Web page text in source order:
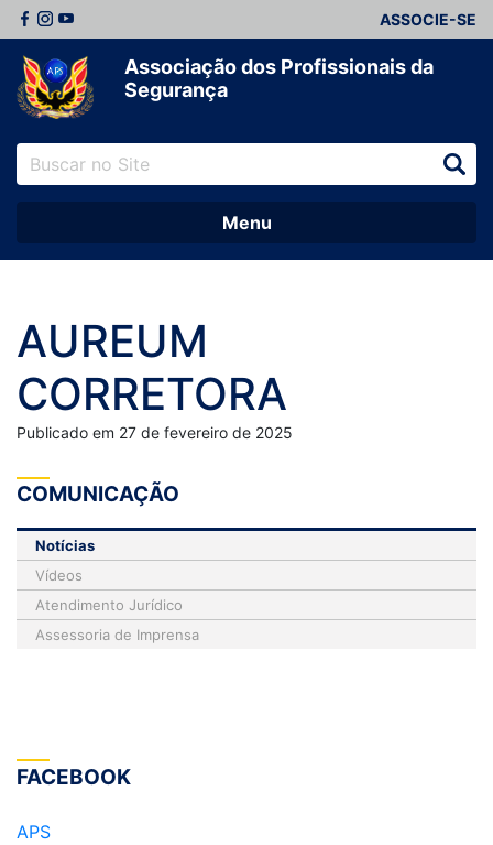
ASSOCIE-SE
Associação dos Profissionais da
Segurança
Menu
AUREUM
CORRETORA
Publicado em 27 de fevereiro de 2025
COMUNICAÇÃO
Notícias
Vídeos
Atendimento Jurídico
Assessoria de Imprensa
FACEBOOK
APS